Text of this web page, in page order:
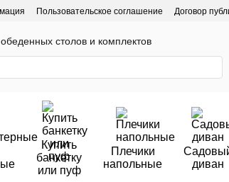
Пользовательское соглашение
Договор
столов и комплектов
Купить
банкетку
или пуф
Плечики
напольные
диван